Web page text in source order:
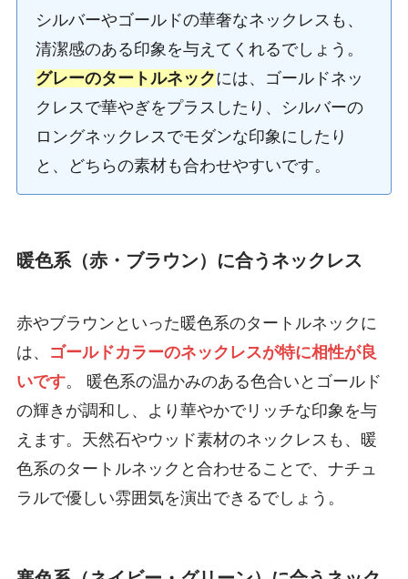
シルバーやゴールドの華奢なネックレスも、
清潔感のある印象を与えてくれるでしょう。
グレーのタートルネックには、ゴールドネッ
クレスで華やぎをプラスしたり、シルバーの
ロングネックレスでモダンな印象にしたり
と、どちらの素材も合わせやすいです。
暖色系（赤・ブラウン）に合うネックレス
赤やブラウンといった暖色系のタートルネックに
は、
ゴールドカラーのネックレスが特に相性が良
いです。 暖色系の温かみのある色合いとゴールド
の輝きが調和し、より華やかでリッチな印象を与
えます。天然石やウッド素材のネックレスも、暖
色系のタートルネックと合わせることで、ナチュ
ラルで優しい雰囲気を演出できるでしょう。